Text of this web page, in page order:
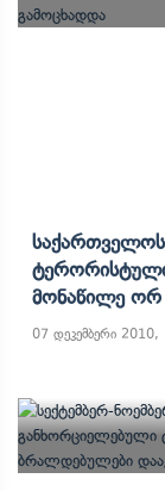
Ტერორისტული
Მონაწილე Ორ
07 დეკემბერი 2010,